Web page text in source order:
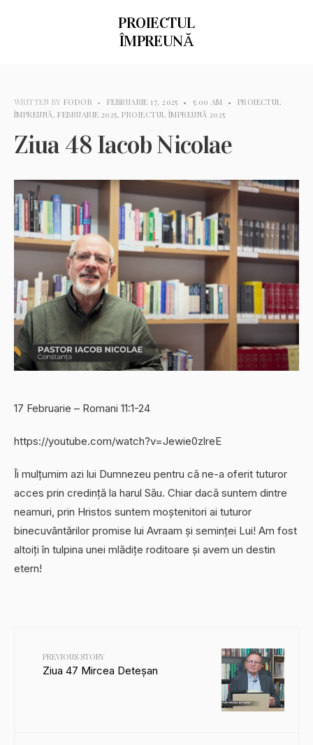
PROIECTUL
ÎMPREUNĂ
WRITTEN BY FODOR • FEBRUARIE 17, 2025 • 5:00 AM •
PROIECTUL
ÎMPREUNĂ,FEBRUARIE 2025,PROIECTUL ÎMPREUNĂ 2025
Ziua 48 Iacob Nicolae
17 Februarie – Romani 11:1-24
https://youtube.com/watch?v=Jewie0zlreE
Îi mulțumim azi lui Dumnezeu pentru că ne-a oferit tuturor
acces prin credință la harul Său. Chiar dacă suntem dintre
neamuri, prin Hristos suntem moștenitori ai tuturor
binecuvântărilor promise lui Avraam și seminței Lui! Am fost
altoiți în tulpina unei mlădițe roditoare și avem un destin
etern!
PREVIOUS STORY
Ziua 47 Mircea Deteșan